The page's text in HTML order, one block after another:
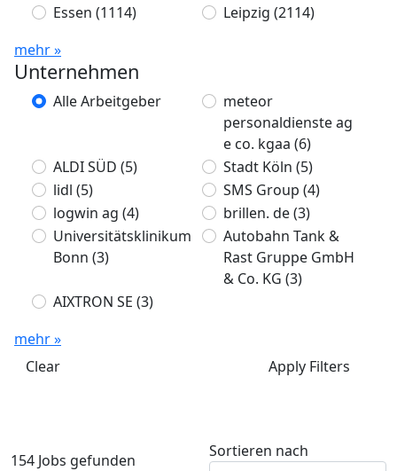
Essen (1114) Leipzig (2114)
mehr »
Unternehmen
Alle Arbeitgeber
meteor
personaldienste ag
e co. kgaa (6)
ALDI SÜD (5) Stadt Köln (5)
lidl (5) SMS Group (4)
logwin ag (4) brillen. de(3)
Universitätsklinikum
Bonn (3)
Autobahn Tank &
Rast Gruppe GmbH
& Co. KG (3)
AIXTRON SE (3)
mehr »
Clear
Apply Filters
154 Jobs gefunden Sortieren nach